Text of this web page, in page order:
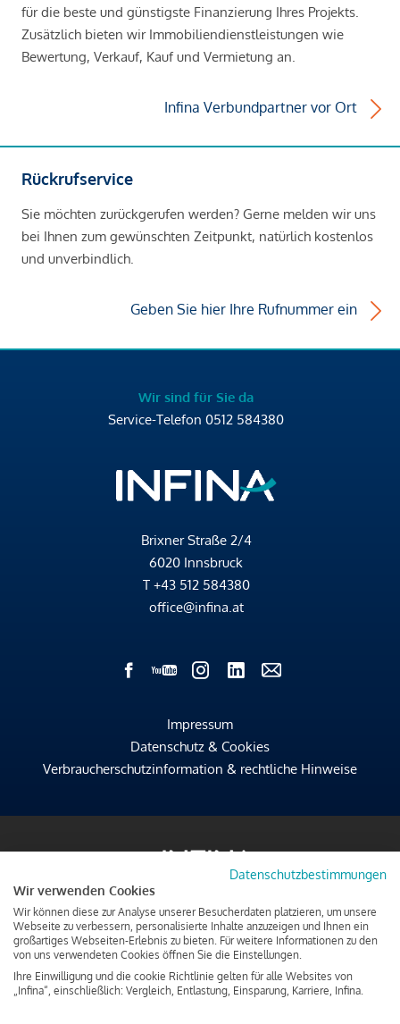
für die beste und günstigste Finanzierung Ihres Projekts.
Zusätzlich bieten wir Immobiliendienstleistungen wie
Bewertung, Verkauf, Kauf und Vermietung an.
Infina Verbundpartner vor Ort
Rückrufservice
Sie möchten zurückgerufen werden? Gerne melden wir uns
bei Ihnen zum gewünschten Zeitpunkt, natürlich kostenlos
und unverbindlich.
Geben Sie hier Ihre Rufnummer ein
Wir sind für Sie da
Service-Telefon 0512 584380
Brixner Straße 2/4
6020 Innsbruck
T +43 512 584380
office@infina.at
Impressum
Datenschutz & Cookies
Verbraucherschutzinformation & rechtliche Hinweise
Datenschutzbestimmungen
Wir verwenden Cookies
Wir können diese zur Analyse unserer Besucherdaten platzieren, um unsere
Webseite zu verbessern, personalisierte Inhalte anzuzeigen und Ihnen ein
großartiges Webseiten-Erlebnis zu bieten. Für weitere Informationen zu den
von uns verwendeten Cookies öffnen Sie die Einstellungen.
Ihre Einwilligung und die cookie Richtlinie gelten für alle Websites von
„Infina“, einschließlich: Vergleich, Entlastung, Einsparung, Karriere, Infina.